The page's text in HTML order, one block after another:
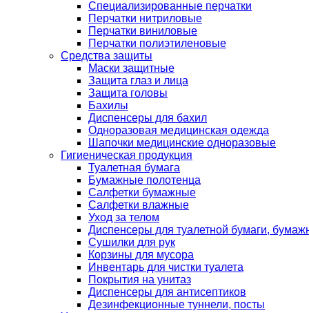
Специализированные перчатки
Перчатки нитриловые
Перчатки виниловые
Перчатки полиэтиленовые
Средства защиты
Маски защитные
Защита глаз и лица
Защита головы
Бахилы
Диспенсеры для бахил
Одноразовая медицинская одежда
Шапочки медицинские одноразовые
Гигиеническая продукция
Туалетная бумага
Бумажные полотенца
Салфетки бумажные
Салфетки влажные
Уход за телом
Диспенсеры для туалетной бумаги,
Сушилки для рук
Корзины для мусора
Инвентарь для чистки туалета
Покрытия на унитаз
Диспенсеры для антисептиков
Дезинфекционные туннели, посты